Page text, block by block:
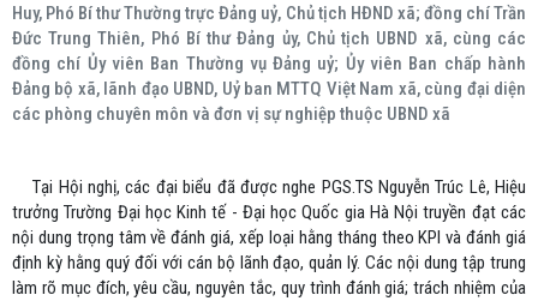
Huy, Phó Bí thư Thường trực Đảng uỷ, Chủ tịch HĐND xã; đồng chí Trần
Đức Trung Thiên, Phó Bí thư Đảng ủy, Chủ tịch UBND xã, cùng các
đồng chí Ủy viên Ban Thường vụ Đảng uỷ; Ủy viên Ban chấp hành
Đảng bộ xã, lãnh đạo UBND, Uỷ ban MTTQ Việt Nam xã, cùng đại diện
các phòng chuyên môn và đơn vị sự nghiệp thuộc UBND xã
Tại Hội nghị, các đại biểu đã được nghe PGS.TS Nguyễn Trúc Lê, Hiệu
trưởng Trường Đại học Kinh tế - Đại học Quốc gia Hà Nội truyền đạt các
nội dung trọng tâm về đánh giá, xếp loại hằng tháng theo KPI và đánh giá
định kỳ hằng quý đối với cán bộ lãnh đạo, quản lý. Các nội dung tập trung
làm rõ mục đích, yêu cầu, nguyên tắc, quy trình đánh giá; trách nhiệm của